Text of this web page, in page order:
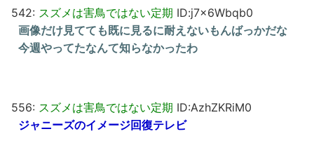
542: スズメは害鳥ではない定期 ID:j7x6Wbqb0
画像だけ見てても既に見るに耐えないもんばっかだな
今週やってたなんて知らなかったわ
556: スズメは害鳥ではない定期 ID:AzhZKRiM0
ジャニーズのイメージ回復テレビ